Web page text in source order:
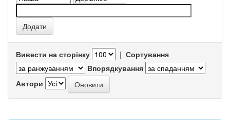
Вивести на сторінку | Сортування
Впорядкування
Автори